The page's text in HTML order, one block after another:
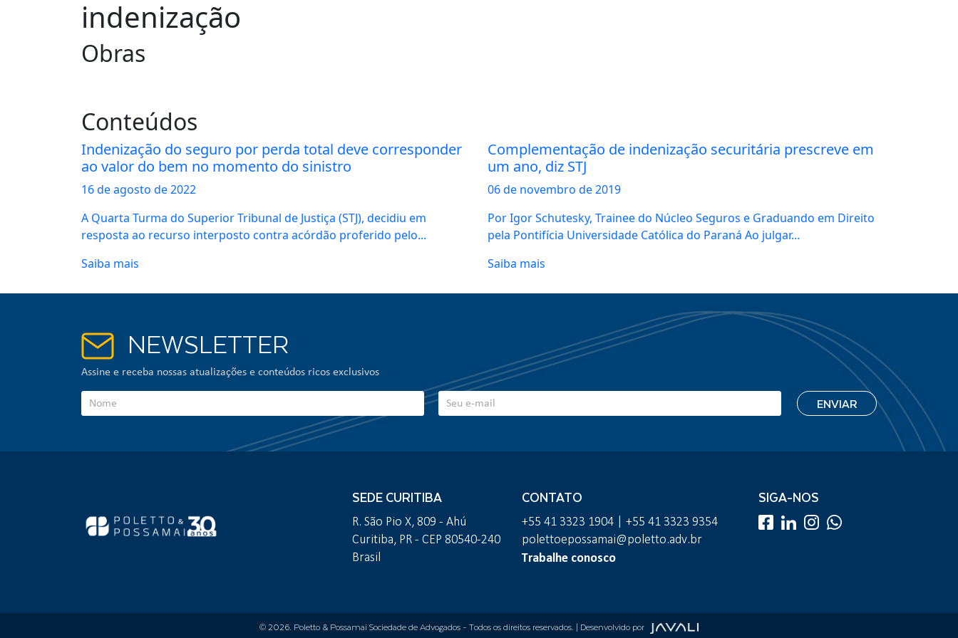
indenização
Obras
Conteúdos
Indenização do seguro por perda total deve corresponder
ao valor do bem no momento do sinistro
16 deagosto de 2022
A Quarta Turma do Superior Tribunal de Justiça (STJ), decidiu em
resposta ao recurso interposto contra acórdão proferido pelo...
Saiba mais
Complementação de indenização securitária prescreve em
um ano, diz STJ
06 de novembro de 2019
Por Igor Schutesky, Trainee do Núcleo Seguros e Graduando em Direito
pela Pontifícia Universidade Católica do Paraná Ao julgar...
Saiba mais
NEWSLETTER
Assine e receba nossas atualizações e conteúdos ricos exclusivos
SEDE CURITIBA
R. São Pio X, 809 - Ahú
Curitiba, PR - CEP 80540-240
Brasil
CONTATO
+55 41 3323 1904 | +55 41 3323 9354
polettoepossamai@poletto.adv.br
Trabalhe conosco
SIGA-NOS
© 2026. Poletto & Possamai Sociedade de Advogados - Todos os direitos reservados. | Desenvolvido por